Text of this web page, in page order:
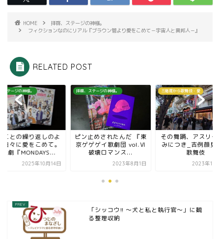
HOME
拝啓、ステージの神様。
フィクションなのにリアル『ブラウン管より愛をこめて－宇宙人と異邦人－』
RELATED POST
ステージの神様。
ことの繰り返しのよ
日々に愛をこめて。
劇『MONDAYS...
2025年10月14日
拝啓、ステージの神様。
ピン止めされたんだ 『東
京ゲゲゲイ歌劇団 vol.Ⅵ
破壊ロマンス...
2023年8月1日
三階席から歌舞伎・愛
その舞踊、アスリー
みにつき_吉例顔見
歌舞伎
2023年11
「シッコウ!! ～犬と私と執行官～」に観
る整理収納